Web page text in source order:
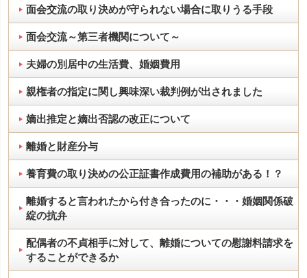
面会交流の取り決めが守られない場合に取りうる手段
面会交流～第三者機関について～
夫婦の別居中の生活費、婚姻費用
親権者の指定に関し興味深い裁判例が出されました
嫡出推定と嫡出否認の改正について
離婚と財産分与
養育費の取り決めの公正証書作成費用の補助がある！？
離婚すると言われたから付き合ったのに・・・婚姻関係破
綻の抗弁
配偶者の不貞相手に対して、離婚についての慰謝料請求を
することができるか